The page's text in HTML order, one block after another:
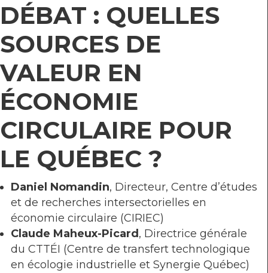
DÉBAT : QUELLES
SOURCES DE
VALEUR EN
ÉCONOMIE
CIRCULAIRE POUR
LE QUÉBEC ?
Daniel Nomandin, Directeur, Centre d’études
et de recherches intersectorielles en
économie circulaire (CIRIEC)
Claude Maheux-Picard , Directrice générale
du CTTÉI (Centre de transfert technologique
en écologie industrielle et Synergie Québec)